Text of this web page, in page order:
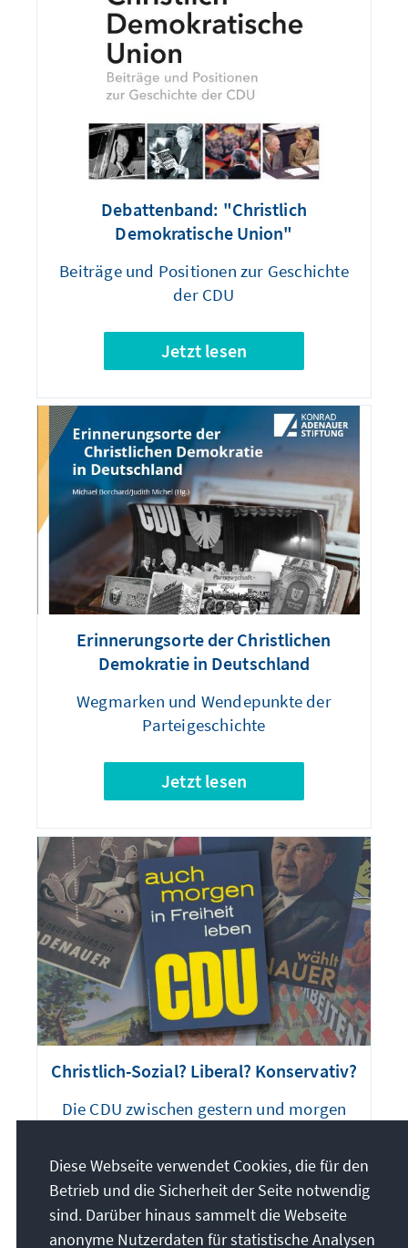
Debattenband: "Christlich
Demokratische Union"
Beiträge und Positionen zur Geschichte
der CDU
Jetzt lesen
Erinnerungsorte der Christlichen
Demokratie in Deutschland
Wegmarken und Wendepunkte der
Parteigeschichte
Jetzt lesen
Christlich-Sozial? Liberal? Konservativ?
Die CDU zwischen gestern und morgen
Jetzt lesen
Diese Webseite verwendet Cookies, die für den
Betrieb und die Sicherheit der Seite notwendig
sind. Darüber hinaus sammelt die Webseite
anonyme Nutzerdaten für statistische Analysen